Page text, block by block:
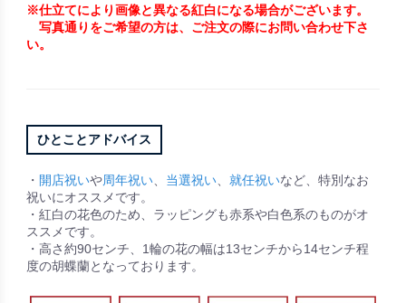
※仕立てにより画像と異なる紅白になる場合がございます。
写真通りをご希望の方は、ご注文の際にお問い合わせ下さ
い。
ひとことアドバイス
・ 開店祝いや周年祝い、 当選祝い、 就任祝いなど、特別なお
祝いにオススメです。
・紅白の花色のため、ラッピングも赤系や白色系のものがオ
ススメです。
・高さ約90センチ、1輪の花の幅は13センチから14センチ程
度の胡蝶蘭となっております。